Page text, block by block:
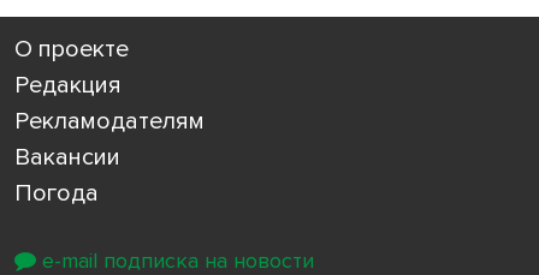
О проекте
Редакция
Рекламодателям
Вакансии
Погода
e-mail подписка на новости